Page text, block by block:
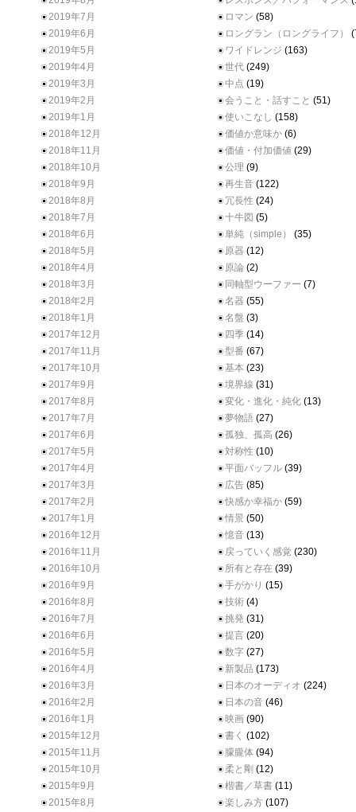
2019年7月
2019年6月
2019年5月
2019年4月
2019年3月
2019年2月
2019年1月
2018年12月
2018年11月
2018年10月
2018年9月
2018年8月
2018年7月
2018年6月
2018年5月
2018年4月
2018年3月
2018年2月
2018年1月
2017年12月
2017年11月
2017年10月
2017年9月
2017年8月
2017年7月
2017年6月
2017年5月
2017年4月
2017年3月
2017年2月
2017年1月
2016年12月
2016年11月
2016年10月
2016年9月
2016年8月
2016年7月
2016年6月
2016年5月
2016年4月
2016年3月
2016年2月
2016年1月
2015年12月
2015年11月
2015年10月
2015年9月
2015年8月
ロマン (58)
ロングラン（ロングライフ）
ワイドレンジ (163)
世代 (249)
中点 (19)
会うこと・話すこと (51)
使いこなし (158)
価値か意味か (6)
価値・付加価値 (29)
公理 (9)
再生音 (122)
冗長性 (24)
十牛図 (5)
単純（simple）
(35)
原器 (12)
原論 (2)
同軸型ウーファー (7)
名器 (55)
名盤 (3)
四季 (14)
型番 (67)
基本 (23)
境界線 (31)
変化・進化・純化 (13)
夢物語 (27)
孤独、孤高 (26)
対称性 (10)
平面バッフル (39)
広告 (85)
快感か幸福か (59)
情景 (50)
憶音 (13)
戻っていく感覚 (230)
所有と存在 (39)
手がかり (15)
技術 (4)
挑発 (31)
提言 (20)
数字 (27)
新製品 (173)
日本のオーディオ (224)
日本の音 (46)
映画 (90)
書く (102)
朦朧体 (94)
柔と剛 (12)
楷書／草書 (11)
楽しみ方 (107)